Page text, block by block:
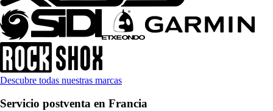
Descubre todas nuestras marcas
Servicio postventa en Francia